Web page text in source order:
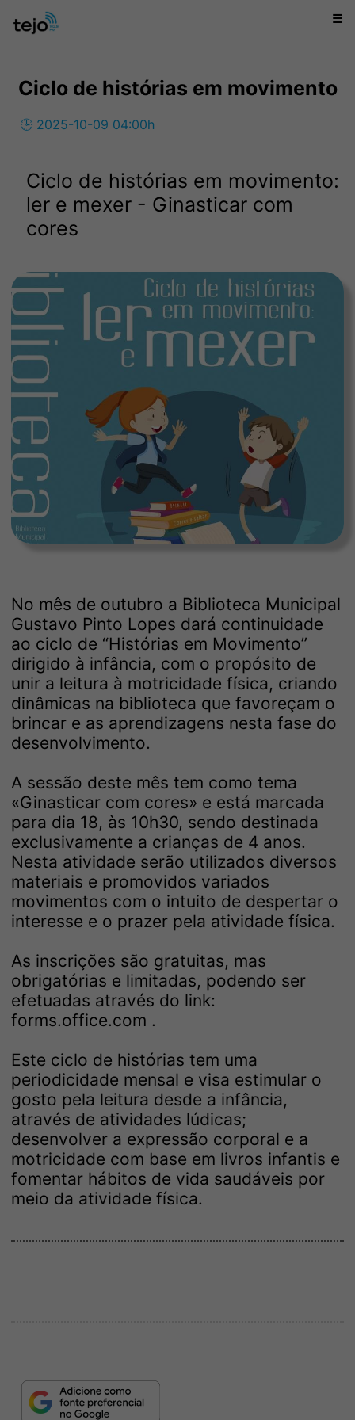
☰
Ciclo de histórias em movimento
🕒 2025-10-09 04:00h
Ciclo de histórias em movimento:
ler e mexer - Ginasticar com
cores
No mês de outubro a Biblioteca Municipal
Gustavo Pinto Lopes dará continuidade
ao ciclo de “Histórias em Movimento”
dirigido à infância, com o propósito de
unir a leitura à motricidade física, criando
dinâmicas na biblioteca que favoreçam o
brincar e as aprendizagens nesta fase do
desenvolvimento.
A sessão deste mês tem como tema
«Ginasticar com cores» e está marcada
para dia 18, às 10h30, sendo destinada
exclusivamente a crianças de 4 anos.
Nesta atividade serão utilizados diversos
materiais e promovidos variados
movimentos com o intuito de despertar o
interesse e o prazer pela atividade física.
As inscrições são gratuitas, mas
obrigatórias e limitadas, podendo ser
efetuadas através do link:
forms.office.com .
Este ciclo de histórias tem uma
periodicidade mensal e visa estimular o
gosto pela leitura desde a infância,
através de atividades lúdicas;
desenvolver a expressão corporal e a
motricidade com base em livros infantis e
fomentar hábitos de vida saudáveis por
meio da atividade física.